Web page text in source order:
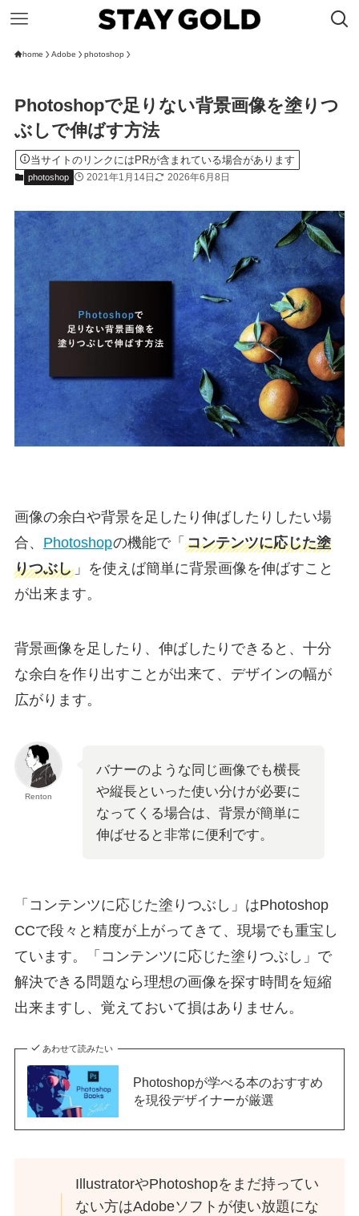
home Adobe photoshop
Photoshopで足りない背景画像を塗りつ
ぶしで伸ばす方法
当サイトのリンクにはPRが含まれている場合があります
photoshop 2021年1月14日 2026年6月8日
画像の余白や背景を足したり伸ばしたりしたい場
合、 Photoshopの機能で「 コンテンツに応じた塗
りつぶし」を使えば簡単に背景画像を伸ばすこと
が出来ます。
背景画像を足したり、伸ばしたりできると、十分
な余白を作り出すことが出来て、デザインの幅が
広がります。
Renton
バナーのような同じ画像でも横長
や縦長といった使い分けが必要に
なってくる場合は、背景が簡単に
伸ばせると非常に便利です。
「コンテンツに応じた塗りつぶし」はPhotoshop
CCで段々と精度が上がってきて、現場でも重宝し
ています。「コンテンツに応じた塗りつぶし」で
解決できる問題なら理想の画像を探す時間を短縮
出来ますし、覚えておいて損はありません。
あわせて読みたい
Photoshopが学べる本のおすすめ
を現役デザイナーが厳選
IllustratorやPhotoshopをまだ持ってい
ない方はAdobeソフトが使い放題にな